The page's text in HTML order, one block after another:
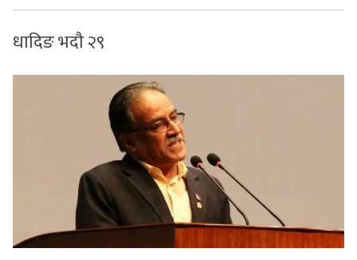
स्वास्थ्य
धादिङ भदौ २९